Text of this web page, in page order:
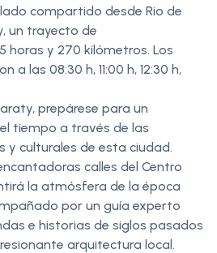
compartido desde Rio de
un trayecto de
horas y 270 kilómetros. Los
a las 08:30 h, 11:00 h, 12:30 h,
prepárese para un
tiempo a través de las
y culturales de esta ciudad.
calles del Centro
la atmósfera de la época
por un guía experto
e historias de siglos pasados
arquitectura local.